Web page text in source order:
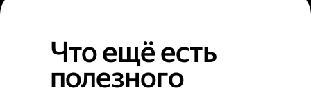
Что ещё есть
полезного